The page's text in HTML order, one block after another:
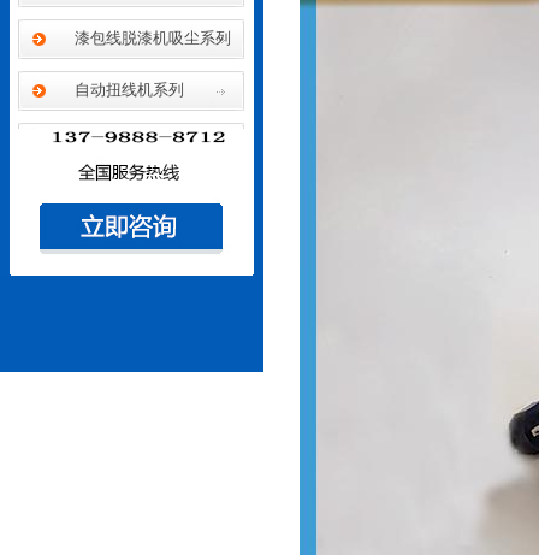
漆包线脱漆机吸尘系列
自动扭线机系列
膜包线自动剥皮机